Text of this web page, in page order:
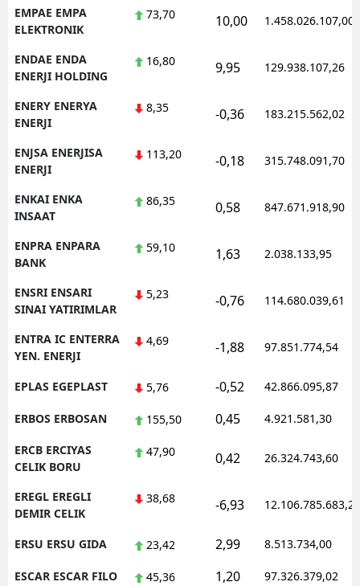
EMPAE EMPA
ELEKTRONIK
73,70 10,00 1.458.026.107,00
ENDAE ENDA
ENERJI HOLDING
16,80 9,95 129.938.107,26
ENERY ENERYA
ENERJI
8,35 -0,36 183.215.562,02
ENJSA ENERJISA
ENERJI
113,20 -0,18 315.748.091,70
ENKAI ENKA
INSAAT
86,35 0,58 847.671.918,90
ENPRA ENPARA
BANK
59,10 1,63 2.038.133,95
ENSRI ENSARI
SINAI YATIRIMLAR
5,23 -0,76 114.680.039,61
ENTRA IC ENTERRA
YEN. ENERJI
4,69 -1,88 97.851.774,54
EPLAS EGEPLAST 5,76 -0,52 42.866.095,87
ERBOS ERBOSAN 155,50 0,45 4.921.581,30
ERCB ERCIYAS
CELIK BORU
47,90 0,42 26.324.743,60
EREGL EREGLI
DEMIR CELIK
38,68 -6,93 12.106.785.683,20
ERSU ERSU GIDA 23,42 2,99 8.513.734,00
ESCAR ESCAR FILO 45,36 1,20 97.326.379,02